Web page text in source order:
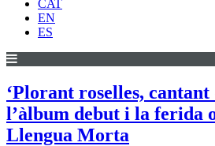
CAT
EN
ES
‘Plorant roselles, cantant
l’àlbum debut i la ferida
Llengua Morta